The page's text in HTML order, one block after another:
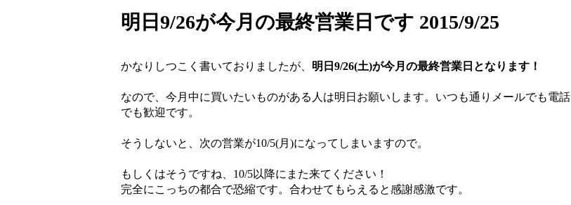
明日9/26が今月の最終営業日です 2015/9/25
かなりしつこく書いておりましたが、 明日9/26(土)が今月の最終営業日となります！
なので、今月中に買いたいものがある人は明日お願いします。いつも通りメールでも電話
でも歓迎です。
そうしないと、次の営業が10/5(月)になってしまいますので。
もしくはそうですね、10/5以降にまた来てください！
完全にこっちの都合で恐縮です。合わせてもらえると感謝感激です。